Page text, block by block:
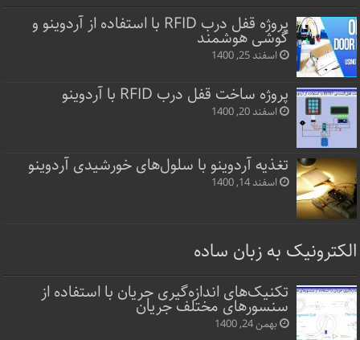
پروژه قفل‌ درب RFID با استفاده از آردوینو و
گوشی هوشمند
اسفند 25, 1400
پروژه ساخت قفل‌ درب RFID با آردوینو
اسفند 20, 1400
تغذیه آردوینو با سلول‌های خورشیدی آردوینو
اسفند 14, 1400
الکترونیک به زبان ساده
تکنیک‌های اندازه‌گیری جریان با استفاده از
سنسورهای مختلف جریان
بهمن 24, 1400